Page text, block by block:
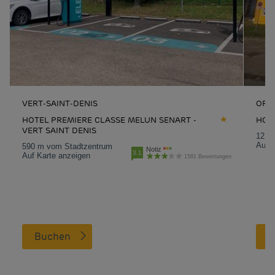
VERT-SAINT-DENIS
HOTEL PREMIERE CLASSE MELUN SENART -
VERT SAINT DENIS
590 m vom Stadtzentrum
Auf Karte anzeigen
3.1 Notiz
1581 Bewertungen
Buchen
12.5
Auf